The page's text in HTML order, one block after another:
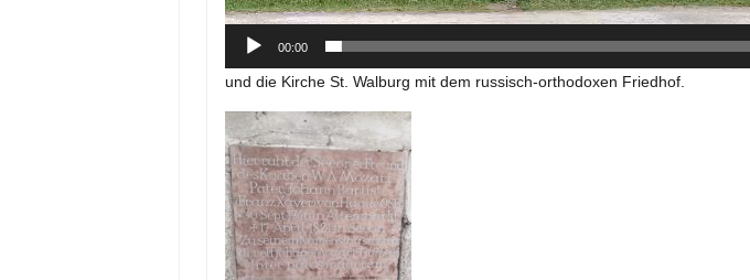
00:00
und die Kirche St. Walburg mit dem russisch-orthodoxen Friedhof.